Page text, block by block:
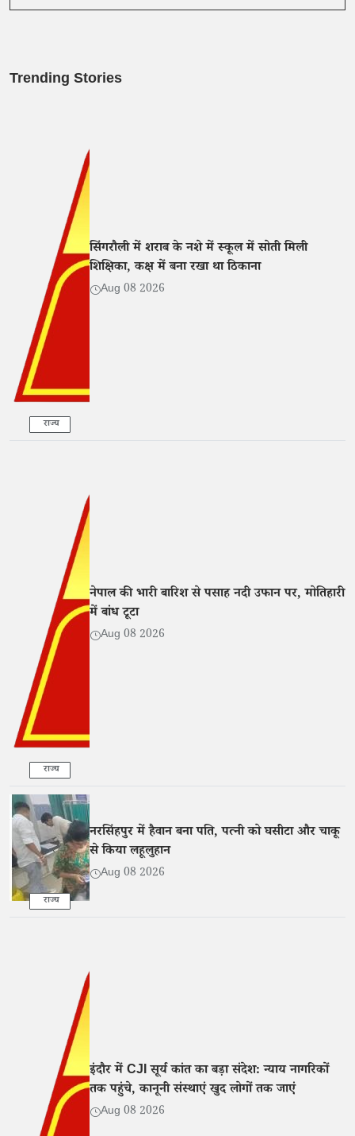
Trending Stories
राज्य
सिंगरौली में शराब के नशे में स्कूल में सोती मिली
शिक्षिका, कक्ष में बना रखा था ठिकाना
Aug 08 2026
राज्य
नेपाल की भारी बारिश से पसाह नदी उफान पर, मोतिहारी
में बांध टूटा
Aug 08 2026
राज्य
नरसिंहपुर में हैवान बना पति, पत्नी को घसीटा और चाकू
से किया लहूलुहान
Aug 08 2026
इंदौर में CJI सूर्य कांत का बड़ा संदेश: न्याय नागरिकों
तक पहुंचे, कानूनी संस्थाएं खुद लोगों तक जाएं
Aug 08 2026